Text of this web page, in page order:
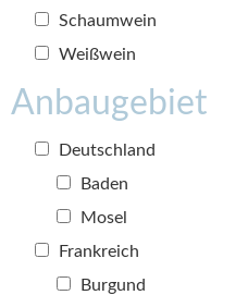
Schaumwein
Weißwein
Anbaugebiet
Deutschland
Baden
Mosel
Frankreich
Burgund